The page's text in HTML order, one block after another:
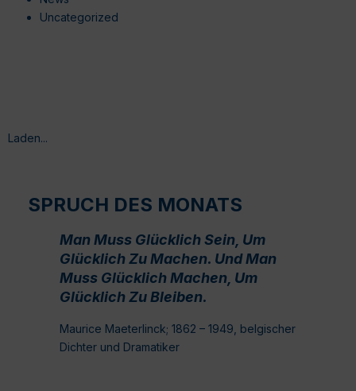
Uncategorized
Laden...
SPRUCH DES MONATS
Man Muss Glücklich Sein, Um
Glücklich Zu Machen. Und Man
Muss Glücklich Machen, Um
Glücklich Zu Bleiben.
Maurice Maeterlinck; 1862 – 1949, belgischer
Dichter und Dramatiker